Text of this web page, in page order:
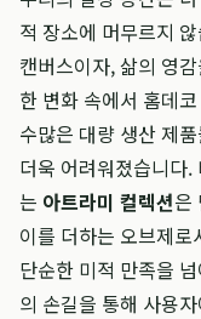
적 장소에 머무르지
캔버스이자, 삶의 영
한 변화 속에서 홈데
수많은 대량 생산 제
더욱 어려워졌습니다.
는 아트라미 컬렉션은
이를 더하는 오브제
단순한 미적 만족을
의 손길을 통해 사용